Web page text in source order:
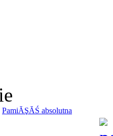
PamiĂŞĂŚ absolutna